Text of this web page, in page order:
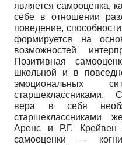
является самооценка,
себе в отношении
поведение,
формируется на
возможностей
Позитивная
школьной и в
эмоциональных
старшеклассниками.
вера в себя
старшеклассниками
Аренс и Р.Г. Крейвен
самооценки —